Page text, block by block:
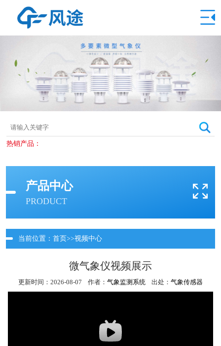
热销产品：
产品中心
PRODUCT
当前位置： 首页>>视频中心
微气象仪视频展示
更新时间：2026-08-07 作者： 气象监测系统 出处： 气象传感器